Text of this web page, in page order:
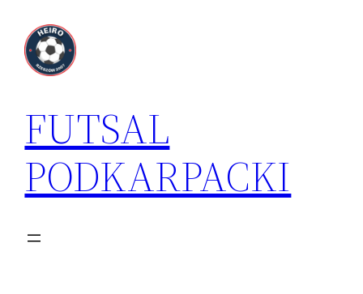
treści
FUTSAL
PODKARPACKI